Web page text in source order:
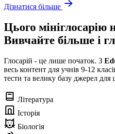
Дізнатися більше
Цього мініглосарію
Вивчайте більше і
Глосарій - це лише початок. З
весь контент для учнів 9-12
тести та велику базу джерел для
Література
Історія
Біологія